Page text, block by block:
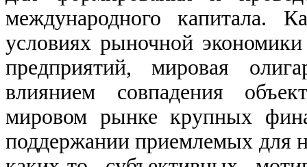
международного капитала.
условиях рыночной
предприятий, мировая
влиянием совпадения
мировом рынке крупных
поддержании приемлемых для